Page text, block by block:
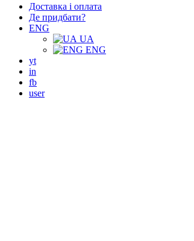
Доставка і оплата
Де придбати?
ENG
UA
ENG
yt
in
fb
user